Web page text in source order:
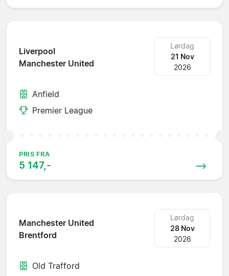
Liverpool
Manchester United
Lørdag
21 Nov
2026
Anfield
Premier League
PRIS FRA
5 147,-
Manchester United
Brentford
Lørdag
28 Nov
2026
Old Trafford